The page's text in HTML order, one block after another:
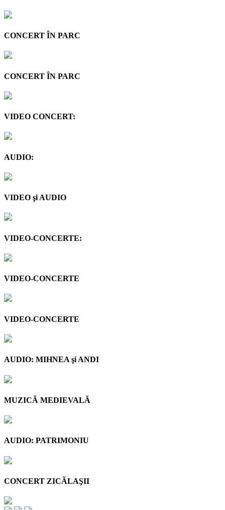
CONCERT ÎN PARC
CONCERT ÎN PARC
VIDEO CONCERT:
AUDIO:
VIDEO şi AUDIO
VIDEO-CONCERTE:
VIDEO-CONCERTE
VIDEO-CONCERTE
AUDIO: MIHNEA şi ANDI
MUZICĂ MEDIEVALĂ
AUDIO: PATRIMONIU
CONCERT ZICĂLAŞII